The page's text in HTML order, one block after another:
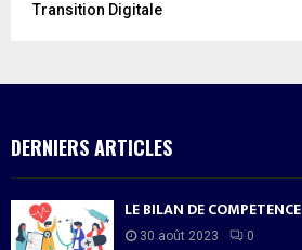
Transition Digitale
DERNIERS ARTICLES
LE BILAN DE COMPETENCE
30 août 2023 0